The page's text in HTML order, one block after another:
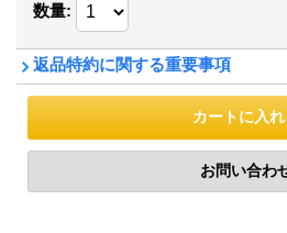
数量:
返品特約に関する重要事項